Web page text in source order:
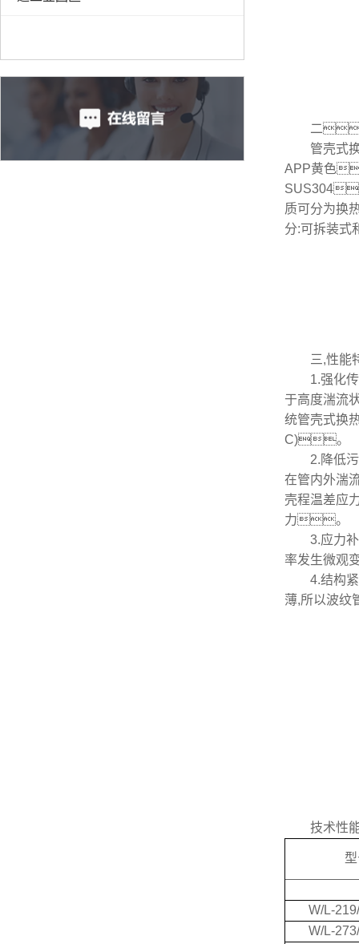
二
管壳式换
APP黄色
质可分为换
分:可拆装
三,性能
1.强化传热
于高度湍流
统管壳式换
C)。
2.降低污垢
在管内外湍
壳程温差应
力。
3.应力补偿
率发生微观
4.结构紧
薄,所以波
技术性
W/L-
W/L-